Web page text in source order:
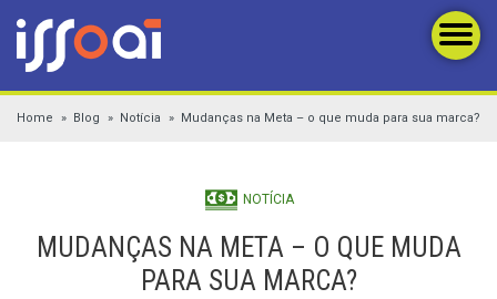
Home Blog Notícia Mudanças na Meta – o que muda para sua marca?
NOTÍCIA
MUDANÇAS NA META – O QUE MUDA
PARA SUA MARCA?